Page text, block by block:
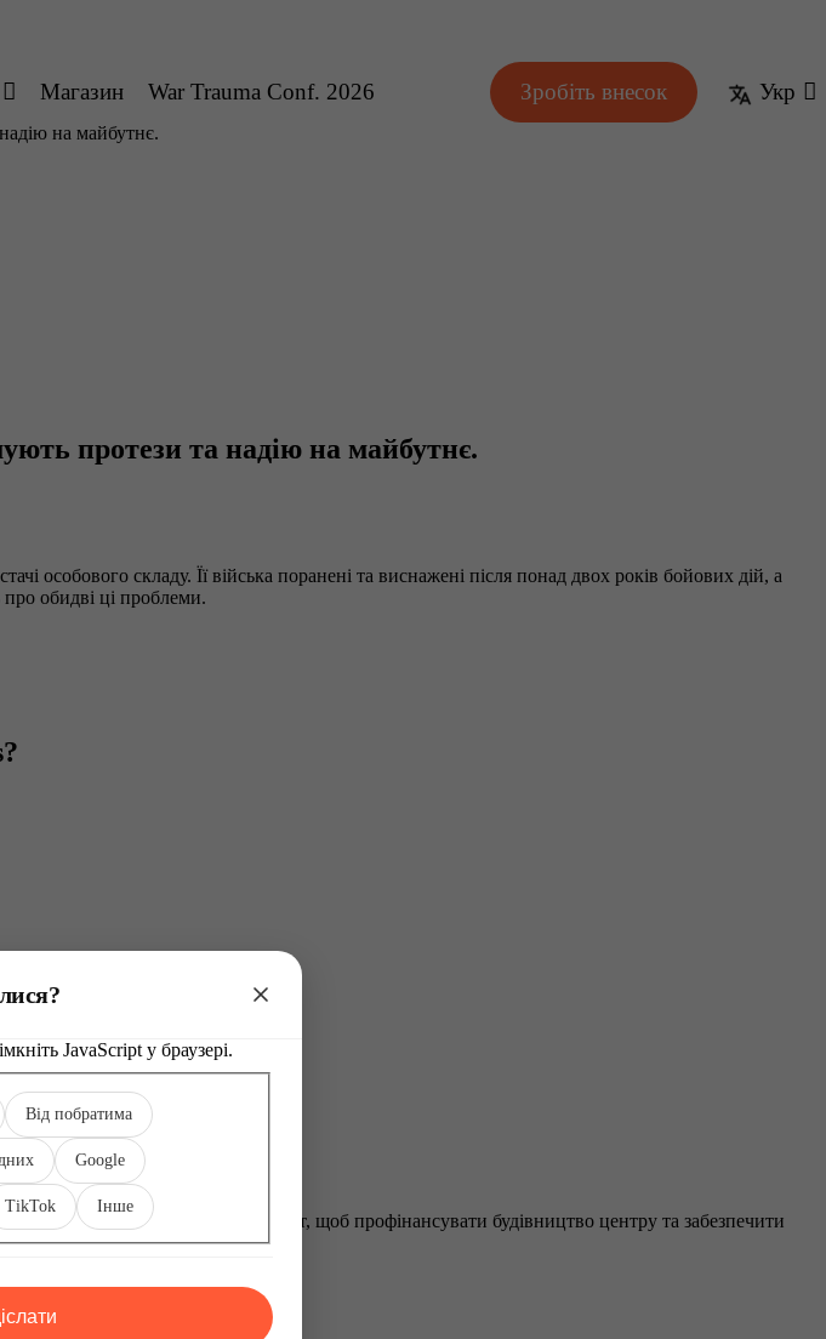
Магазин War Trauma Conf. 2026 Укр
Зробіть внесок
на майбутнє.
протези та надію на майбутнє.
особового складу. Її війська поранені та виснажені після понад двох років бойових дій, а
обидві ці проблеми.
свій внесок у цей проєкт, щоб профінансувати будівництво центру та забезпечити
JavaScript у браузері.
Від побратима
Google
TikTok Інше